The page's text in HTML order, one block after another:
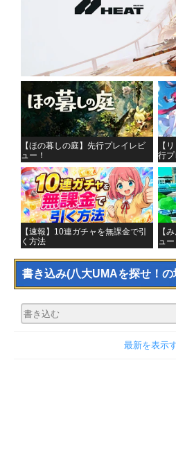
【ほの暮しの庭】先行プレイレビ
ュー！
【
行プ
【速報】10連ガチャを無課金で引
く方法
【
ュー
書き込み(八大UMAを探せ！
最新を表示